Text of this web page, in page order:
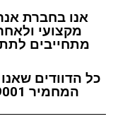
אנו בחברת
מקצועי
מתחייבים
כל הדוודים
המחמיר IS-9001 ונושאים תו תקן ישראלי.